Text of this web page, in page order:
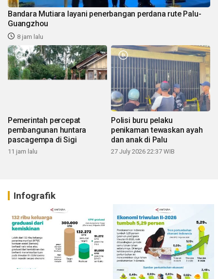
Bandara Mutiara layani penerbangan perdana rute Palu-
Guangzhou
8 jam lalu
Pemerintah percepat
pembangunan huntara
pascagempa di Sigi
11 jam lalu
Polisi buru pelaku
penikaman tewaskan ayah
dan anak di Palu
27 July 2026 22:37 WIB
Infografik